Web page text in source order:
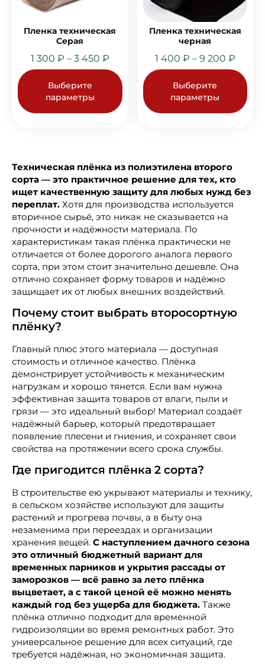
Пленка техническая
Серая
1 300 ₽ – 3 450 ₽
Выберите
параметры
Пленка техническая
черная
1 400 ₽ – 9 200 ₽
Выберите
параметры
Техническая плёнка из полиэтилена второго
сорта — это практичное решение для тех, кто
ищет качественную защиту для любых нужд без
переплат. Хотя для производства используется
вторичное сырьё, это никак не сказывается на
прочности и надёжности материала. По
характеристикам такая плёнка практически не
отличается от более дорогого аналога первого
сорта, при этом стоит значительно дешевле. Она
отлично сохраняет форму товаров и надёжно
защищает их от любых внешних воздействий.
Почему стоит выбрать второсортную
плёнку?
Главный плюс этого материала — доступная
стоимость и отличное качество. Плёнка
демонстрирует устойчивость к механическим
нагрузкам и хорошо тянется. Если вам нужна
эффективная защита товаров от влаги, пыли и
грязи — это идеальный выбор! Материал создаёт
надёжный барьер, который предотвращает
появление плесени и гниения, и сохраняет свои
свойства на протяжении всего срока службы.
Где пригодится плёнка 2 сорта?
В строительстве ею укрывают материалы и технику,
в сельском хозяйстве используют для защиты
растений и прогрева почвы, а в быту она
незаменима при переездах и организации
хранения вещей. С наступлением дачного сезона
это отличный бюджетный вариант для
временных парников и укрытия рассады от
заморозков — всё равно за лето плёнка
выцветает, а с такой ценой её можно менять
каждый год без ущерба для бюджета. Также
плёнка отлично подходит для временной
гидроизоляции во время ремонтных работ. Это
универсальное решение для всех ситуаций, где
требуется надёжная, но экономичная защита.